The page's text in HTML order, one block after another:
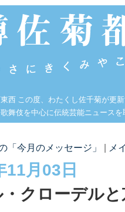
西 この度、わたくし佐千菊が更
舞伎を中心に伝統芸能ニュース
「今月のメッセージ」 メ
11月03日
クローデル